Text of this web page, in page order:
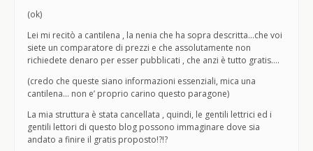
(ok)
Lei mi recitò a cantilena , la nenia che ha sopra descritta…che voi
siete un comparatore di prezzi e che assolutamente non
richiedete denaro per esser pubblicati , che anzi è tutto gratis….
(credo che queste siano informazioni essenziali, mica una
cantilena… non e’ proprio carino questo paragone)
La mia struttura è stata cancellata , quindi, le gentili lettrici ed i
gentili lettori di questo blog possono immaginare dove sia
andato a finire il gratis proposto!?!?